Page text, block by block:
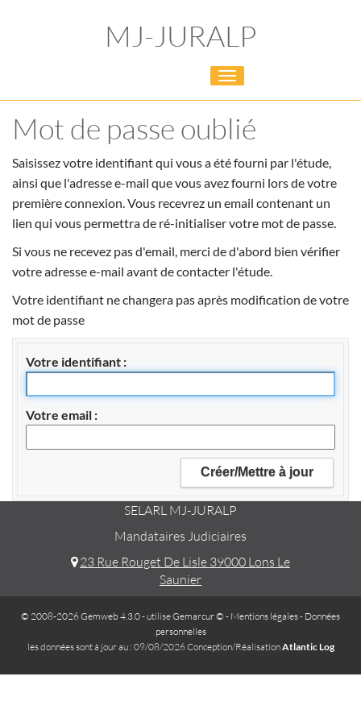
MJ-JURALP
Toggle
navigation
Mot de passe oublié
Saisissez votre identifiant qui vous a été fourni par l'étude,
ainsi que l'adresse e-mail que vous avez fourni lors de votre
première connexion. Vous recevrez un email contenant un
lien qui vous permettra de ré-initialiser votre mot de passe.
Si vous ne recevez pas d'email, merci de d'abord bien vérifier
votre adresse e-mail avant de contacter l'étude.
Votre identifiant ne changera pas après modification de votre
mot de passe
Votre identifiant
Votre email
SELARL MJ-JURALP
Mandataires Judiciaires
23 Rue Rouget De Lisle 39000 Lons Le
Saunier
© 2008-2026 Gemweb 4.3.0- utiliseGemarcur © - Mentions légales- Données
personnelles
les données sont à jour au : 09/08/2026 Conception/RéalisationAtlantic Log